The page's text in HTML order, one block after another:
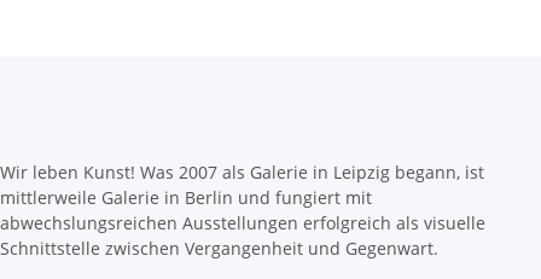
Wir leben Kunst! Was 2007 als Galerie in Leipzig begann, ist
mittlerweile Galerie in Berlin und fungiert mit
abwechslungsreichen Ausstellungen erfolgreich als visuelle
Schnittstelle zwischen Vergangenheit und Gegenwart.